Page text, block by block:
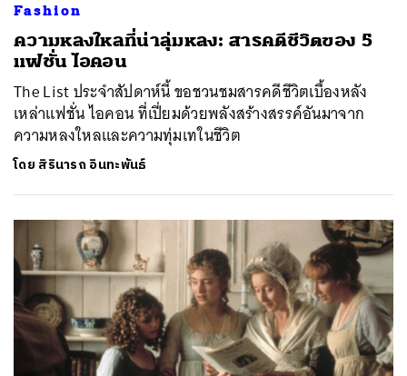
Fashion
ความหลงใหลที่น่าลุ่มหลง: สารคดีชีวิตของ 5
แฟชั่น ไอคอน
The List ประจำสัปดาห์นี้ ขอชวนชมสารคดีชีวิตเบื้องหลัง
เหล่าแฟชั่น ไอคอน ที่เปี่ยมด้วยพลังสร้างสรรค์อันมาจาก
ความหลงใหลและความทุ่มเทในชีวิต
โดย สิรินารถ อินทะพันธ์